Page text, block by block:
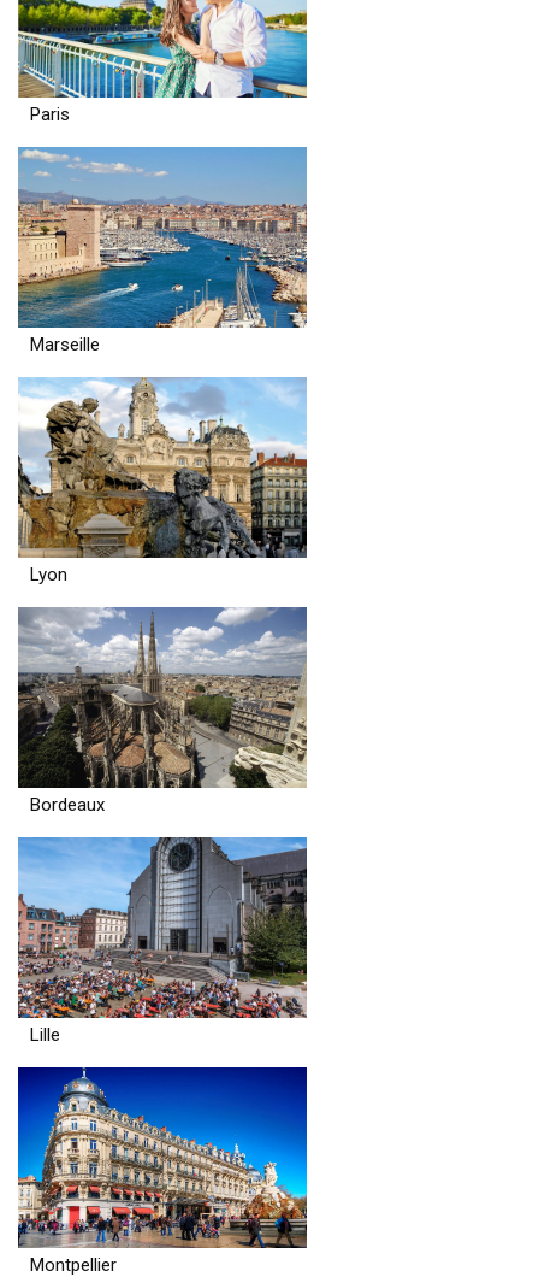
Paris
Marseille
Lyon
Bordeaux
Lille
Montpellier